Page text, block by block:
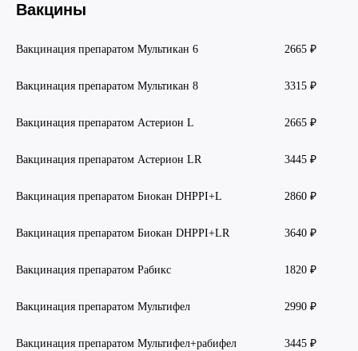
Вакцины
Вакцинация препаратом Мультикан 6 2665 ₽
Вакцинация препаратом Мультикан 8 3315 ₽
Вакцинация препаратом Астерион L 2665 ₽
Вакцинация препаратом Астерион LR 3445 ₽
Вакцинация препаратом Биокан DHPPI+L 2860 ₽
Вакцинация препаратом Биокан DHPPI+LR 3640 ₽
Вакцинация препаратом Рабикс 1820 ₽
Вакцинация препаратом Мультифел 2990 ₽
Вакцинация препаратом Мультифел+рабифел 3445 ₽